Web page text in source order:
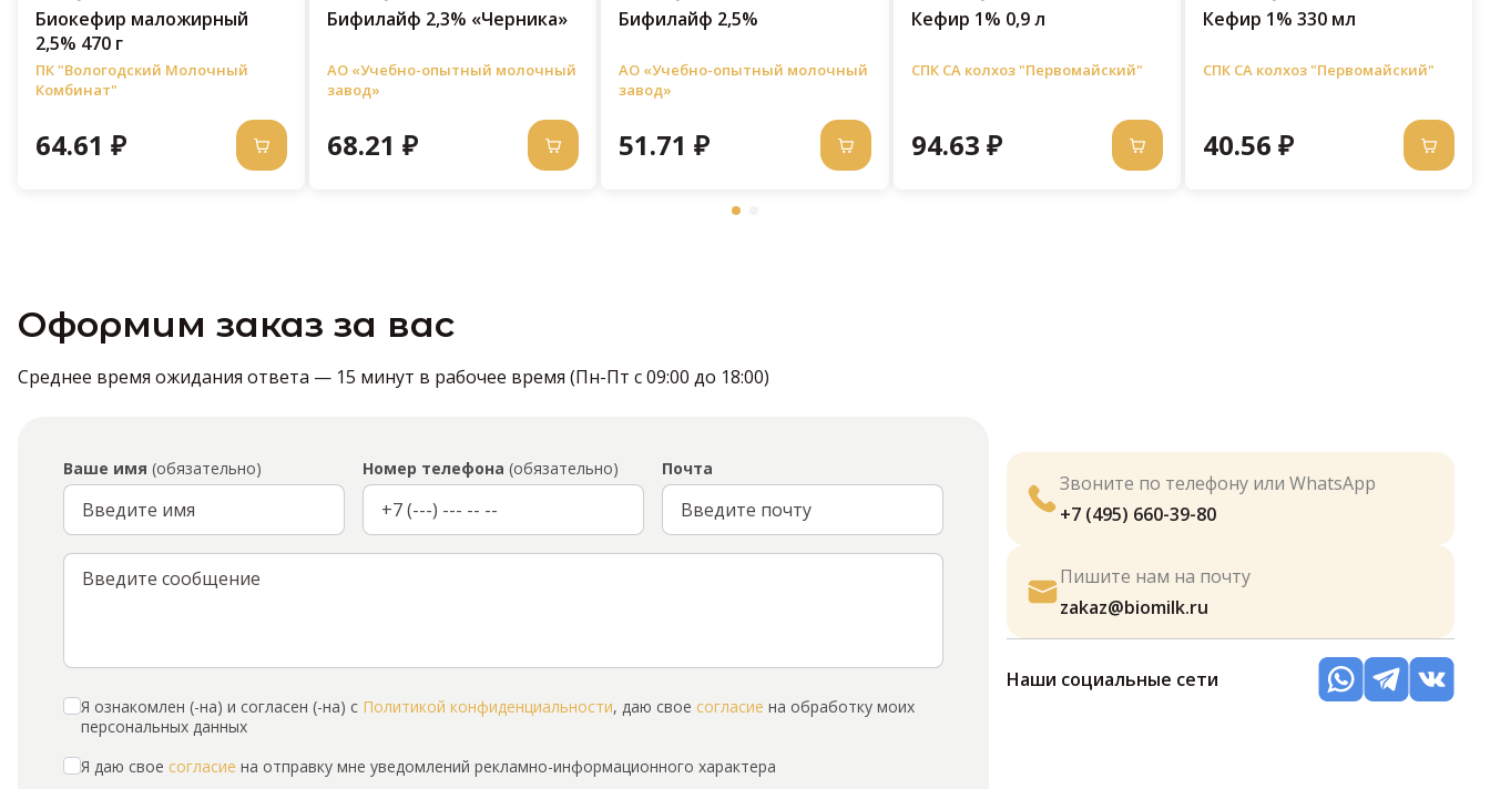
Биокефир маложирный
2,5% 470 г
ПК "Вологодский Молочный
Комбинат"
64.61 ₽
Бифилайф 2,3% «Черника»
АО «Учебно-опытный молочный
завод»
68.21 ₽
Бифилайф 2,5%
АО «Учебно-опытный молочный
завод»
51.71 ₽
Кефир 1% 0,9 л
СПК СА колхоз "Первомайский"
94.63 ₽
Кефир 1% 330 мл
СПК СА колхоз "Первомайский"
40.56 ₽
Оформим заказ за вас
Среднее время ожидания ответа — 15 минут в рабочее время (Пн-Пт с 09:00 до 18:00)
Ваше имя (обязательно) Номер телефона (обязательно) Почта
Я ознакомлен (-на) и согласен (-на) с Политикой конфиденциальности, даю свое согласие на обработку моих
персональных данных
Я даю свое согласие на отправку мне уведомлений рекламно-информационного характера
Звоните по телефону или WhatsApp
+7 (495) 660-39-80
Пишите нам на почту
zakaz@biomilk.ru
Наши социальные сети